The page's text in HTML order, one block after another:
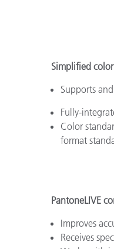
Simplified
Supports
Fully-
Color
format
PantoneLIVE
Improves
Receives